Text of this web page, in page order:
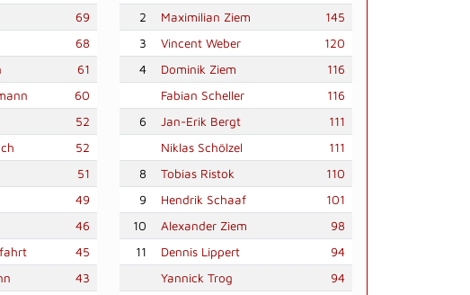
69
68
61
60
52
52
51
49
46
45
43
2
Maximilian Ziem
145
3
Vincent Weber
120
4
Dominik Ziem
116
Fabian Scheller
116
6
Jan-Erik Bergt
111
Niklas Schölzel
111
8
Tobias Ristok
110
9
Hendrik Schaaf
101
10
Alexander Ziem
98
11
Dennis Lippert
94
Yannick Trog
94